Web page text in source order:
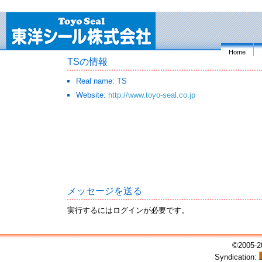
Home
TSの情報
Real name: TS
Website: http://www.toyo-seal.co.jp
メッセージを送る
実行するにはログインが必要です。
©2005-
Syndication: